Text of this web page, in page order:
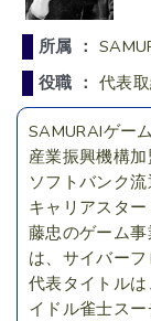
所属 ：
役職 ： 代表
SAMURAIゲー
産業振興機構加
ソフトバンク
キャリアスタ
藤忠のゲーム
は、サイバーフ
代表タイトル
イドル雀士スー